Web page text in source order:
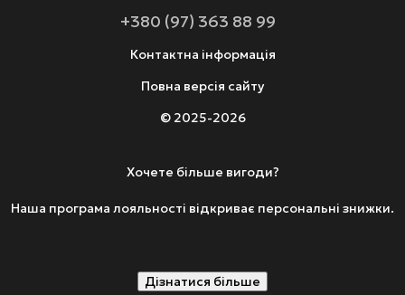
+380 (97) 363 88 99
Контактна інформація
Повна версія сайту
© 2025-2026
Хочете більше вигоди?
Наша програма лояльності відкриває персональні знижки.
Дізнатися більше